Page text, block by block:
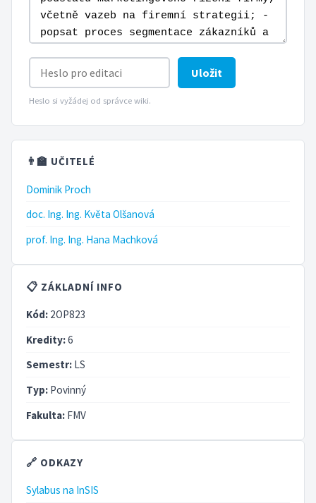
Uložit
Heslo si vyžádej od správce wiki.
👨‍🏫 UČITELÉ
Dominik Proch
doc. Ing. Ing. Květa Olšanová
prof. Ing. Ing. Hana Machková
📋 ZÁKLADNÍ INFO
Kód: 2OP823
Kredity:6
Semestr: LS
Typ: Povinný
Fakulta: FMV
🔗 ODKAZY
Sylabus na InSIS